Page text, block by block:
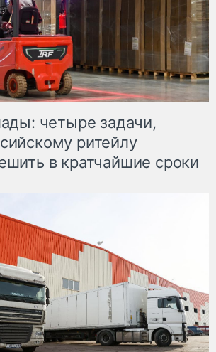
четыре задачи,
ритейлу
в кратчайшие сроки